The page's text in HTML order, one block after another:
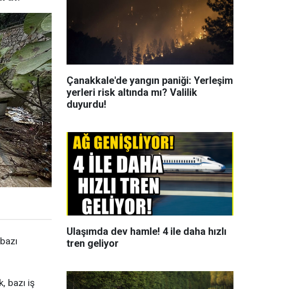
bazı iş
Çanakkale'de yangın paniği: Yerleşim
yerleri risk altında mı? Valilik
duyurdu!
Ulaşımda dev hamle! 4 ile daha hızlı
tren geliyor